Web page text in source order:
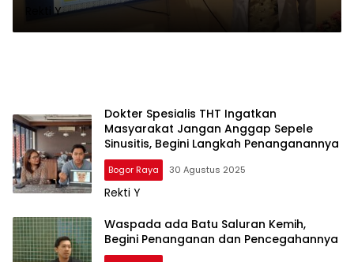
Rekti Y
Dokter Spesialis THT Ingatkan
Masyarakat Jangan Anggap Sepele
Sinusitis, Begini Langkah Penanganannya
Bogor Raya 30 Agustus 2025
Rekti Y
Waspada ada Batu Saluran Kemih,
Begini Penanganan dan Pencegahannya